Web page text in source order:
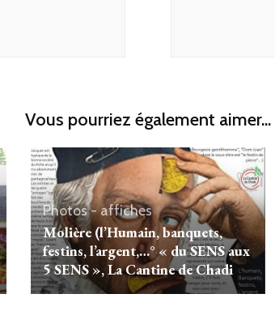
Vous pourriez également aimer...
Photos - affiches
Molière (l’Humain, banquets,
festins, l’argent,…° « du SENS aux
5 SENS », La Cantine de Chadi